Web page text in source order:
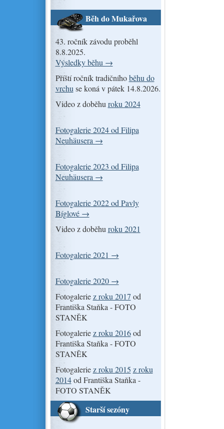
Běh do Mukařova
43. ročník závodu proběhl
8.8.2025.
Výsledky běhu →
Příští ročník tradičníhoběhu do
vrchu se koná v pátek 14.8.2026.
Video z doběhu roku 2024
Fotogalerie 2024 od Filipa
Neuhäusera →
Fotogalerie 2023 od Filipa
Neuhäusera →
Fotogalerie 2022 od Pavly
Bíglové →
Video z doběhu roku 2021
Fotogalerie 2021 →
Fotogalerie 2020 →
Fotogaleriez roku 2017 od
Františka Staňka - FOTO
STANĚK
Fotogaleriez roku 2016od
Františka Staňka - FOTO
STANĚK
Fotogaleriez roku 2015 z roku
2014od Františka Staňka -
FOTO STANĚK
Starší sezóny